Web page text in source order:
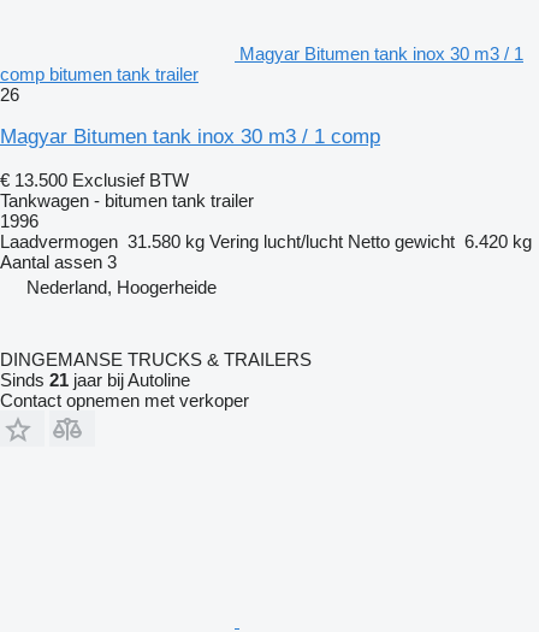
Magyar Bitumen tank inox 30 m3 / 1
comp bitumen tank trailer
26
Magyar Bitumen tank inox 30 m3 / 1 comp
€ 13.500 Exclusief BTW
Tankwagen - bitumen tank trailer
1996
Laadvermogen 31.580 kg Vering lucht/lucht Netto gewicht 6.420 kg
Aantal assen 3
Nederland, Hoogerheide
DINGEMANSE TRUCKS & TRAILERS
Sinds 21 jaar bij Autoline
Contact opnemen met verkoper